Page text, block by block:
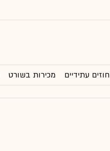
חוזים עתידיים מכירות בשורט